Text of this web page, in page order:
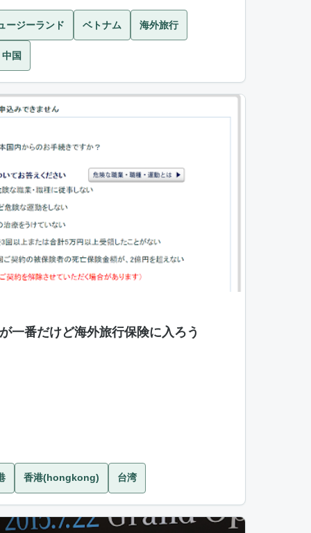
ージーランド ベトナム 海外旅行
中国
一番だけど海外旅行保険に入ろう
香港(hongkong) 台湾